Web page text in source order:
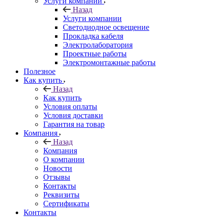
Назад
Услуги компании
Светодиодное освещение
Прокладка кабеля
Электролаборатория
Проектные работы
Электромонтажные работы
Полезное
Как купить
Назад
Как купить
Условия оплаты
Условия доставки
Гарантия на товар
Компания
Назад
Компания
О компании
Новости
Отзывы
Контакты
Реквизиты
Сертификаты
Контакты